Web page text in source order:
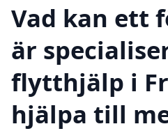
Vad kan ett
är
flytthjälp i
hjälpa till